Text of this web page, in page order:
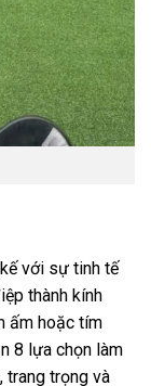
với sự tinh tế
thành kính
ấm hoặc tím
8 lựa chọn làm
trang trọng và